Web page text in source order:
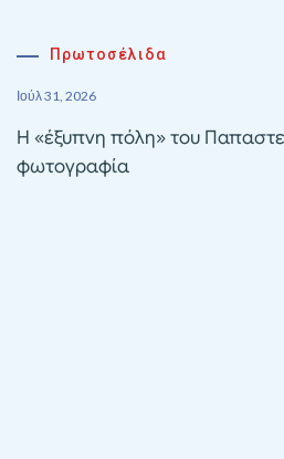
Πρωτοσέλιδα
Ιούλ 31, 2026
Η «έξυπνη πόλη» του
φωτογραφία